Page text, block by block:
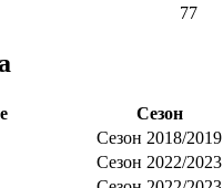
77
Сезон
Сезон 2018/2019
Сезон 2022/2023